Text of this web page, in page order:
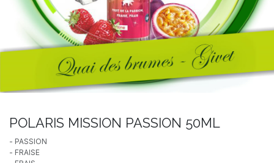
POLARIS MISSION PASSION 50ML
- PASSION
- FRAISE